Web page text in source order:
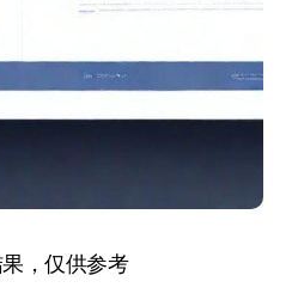
，仅供参考